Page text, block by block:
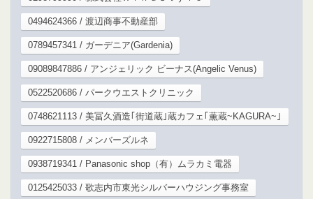
0494624366 / 渡辺商事不動産部
0789457341 / ガーデニア(Gardenia)
09089847886 / アンジェリック ビーナス(Angelic Venus)
0522520686 / パークウエストクリニック
0748621113 / 美冨久酒造｢街道蔵｣蔵カフェ｢薫蔵~KAGURA~｣
0922715808 / メンバーズルネ
0938719341 / Panasonic shop（有）ムラカミ電器
0125425033 / 歌志内市東光シルバーハウジング事務室